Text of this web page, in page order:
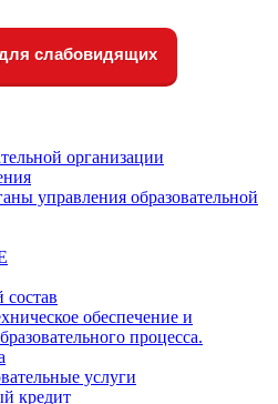
слабовидящих
организации
управления образовательной
состав
обеспечение и
процесса.
услуги
кредит